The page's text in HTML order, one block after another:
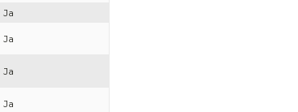
Ja
Ja
Ja
Ja